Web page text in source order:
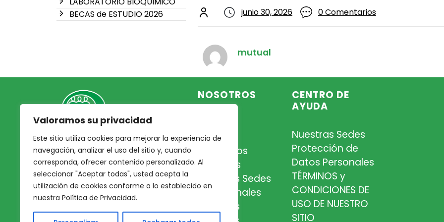
Valoramos su privacidad
Este sitio utiliza cookies para mejorar la experiencia de
navegación, analizar el uso del sitio y, cuando
corresponda, ofrecer contenido personalizado. Al
seleccionar "Aceptar todas", usted acepta la
utilización de cookies conforme a lo establecido en
nuestra Política de Privacidad.
BECAS de ESTUDIO 2026
junio 30, 2026 0 Comentarios
mutual
Mutual Integrantes del
Poder Judicial
afiliacion@mjpj.org.ar
+54 9 342 467-4510
NOSOTROS
Acceso
Asociados
Nosotros
Nuestras Sedes
Profesionales
Nuestros
CENTRO DE
AYUDA
Nuestras Sedes
Protección de
Datos Personales
TÉRMINOS y
CONDICIONES DE
USO DE NUESTRO
SITIO